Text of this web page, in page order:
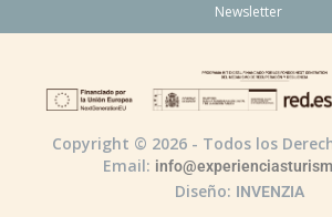
Newsletter
Copyright © 2026 - Todos los
Email:
Diseño: INVENZIA